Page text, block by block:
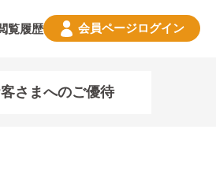
覧履歴 会員ページログイン
さまへのご優待